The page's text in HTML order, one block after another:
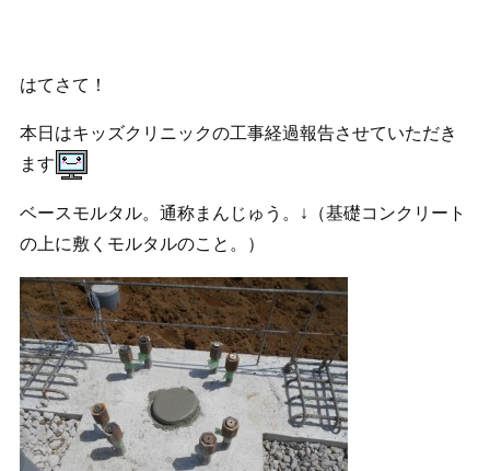
はてさて！
本日はキッズクリニックの工事経過報告させていただき
ます
ベースモルタル。通称まんじゅう。↓（基礎コンクリート
の上に敷くモルタルのこと。）